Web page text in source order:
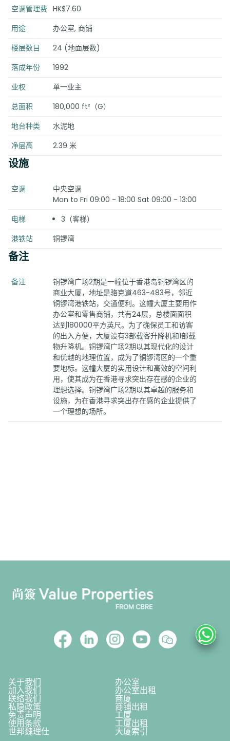
空调管理费 HK$7.60
用途
办公室, 商铺
楼层数目
24 (地面层数)
落成年份
1992
业权
单一业主
总面积
180,000 ft²（G）
地台种类
水泥地
净层高
2.39 米
设施
空调
中央空调
Mon to Fri 09:00 - 18:00 Sat 09:00 - 13:00
电梯
3（客梯）
港铁站
铜锣湾
备注
备注
铜锣湾广场2期是一幢位于香港岛铜锣湾区的
商业大厦，地址是骆克道463-483号，邻近
铜锣湾港铁站，交通便利。这幢大厦主要用作
办公室和零售商铺，共有24层，总楼面面积
达到180000平方英尺。为了确保员工和访客
的出入方便，大厦设有3部载客升降机和1部载
物升降机。铜锣湾广场2期以其现代化的设计
和优越的地理位置，成为了铜锣湾区的一个重
要地标。这幢大厦的实用设计和高效的空间利
用，使其成为在香港寻求突出存在感的企业的
理想选择。铜锣湾广场2期以其卓越的服务和
设施，为在香港寻求突出存在感的企业提供了
一个理想的场所。
关于我们 办公室
加入我们 办公室出租
联络我们 商厦
私隐政策 商铺出租
免责声明 工厦
使用条款 工厦出租
世邦魏理仕 大厦索引